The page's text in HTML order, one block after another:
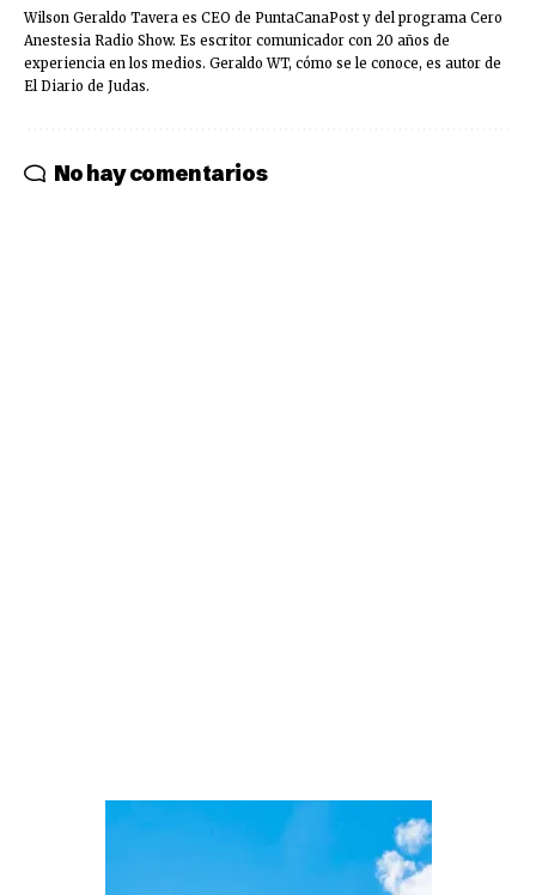
Wilson Geraldo Tavera es CEO de PuntaCanaPost y del programa Cero
Anestesia Radio Show. Es escritor comunicador con 20 años de
experiencia en los medios. Geraldo WT, cómo se le conoce, es autor de
El Diario de Judas.
No hay comentarios